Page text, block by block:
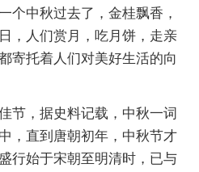
个中秋过去了，金桂飘香，
，人们赏月，吃月饼，走亲
托着人们对美好生活的向
节，据史料记载，中秋一词
，直到唐朝初年，中秋节才
行始于宋朝至明清时，已与